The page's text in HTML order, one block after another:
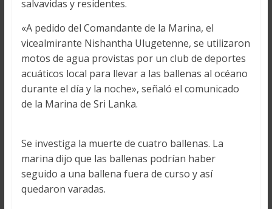
salvavidas y residentes.
«A pedido del Comandante de la Marina, el
vicealmirante Nishantha Ulugetenne, se utilizaron
motos de agua provistas por un club de deportes
acuáticos local para llevar a las ballenas al océano
durante el día y la noche», señaló el comunicado
de la Marina de Sri Lanka.
Se investiga la muerte de cuatro ballenas. La
marina dijo que las ballenas podrían haber
seguido a una ballena fuera de curso y así
quedaron varadas.